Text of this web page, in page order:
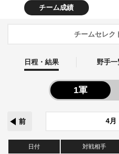
チーム成績
チームセレク
日程・結果 野手一
1軍
前
日付 対戦相手